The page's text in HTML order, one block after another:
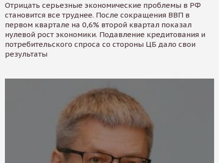
Отрицать серьезные экономические проблемы в РФ
становится все труднее. После сокращения ВВП в
первом квартале на 0,6% второй квартал показал
нулевой рост экономики. Подавление кредитования и
потребительского спроса со стороны ЦБ дало свои
результаты